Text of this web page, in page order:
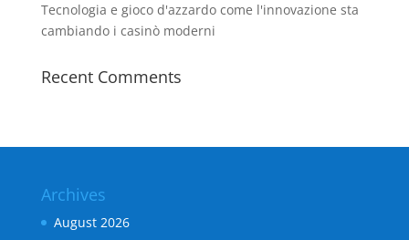
Tecnologia e gioco d'azzardo come l'innovazione sta
cambiando i casinò moderni
Recent Comments
Archives
August 2026